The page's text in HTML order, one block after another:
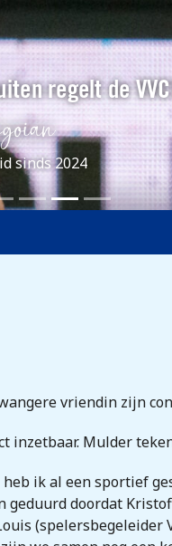
regelt de
sinds 2024
vriendin zijn
inzetbaar. Mulder
ik al een sportief
doordat
(spelersbegeleider